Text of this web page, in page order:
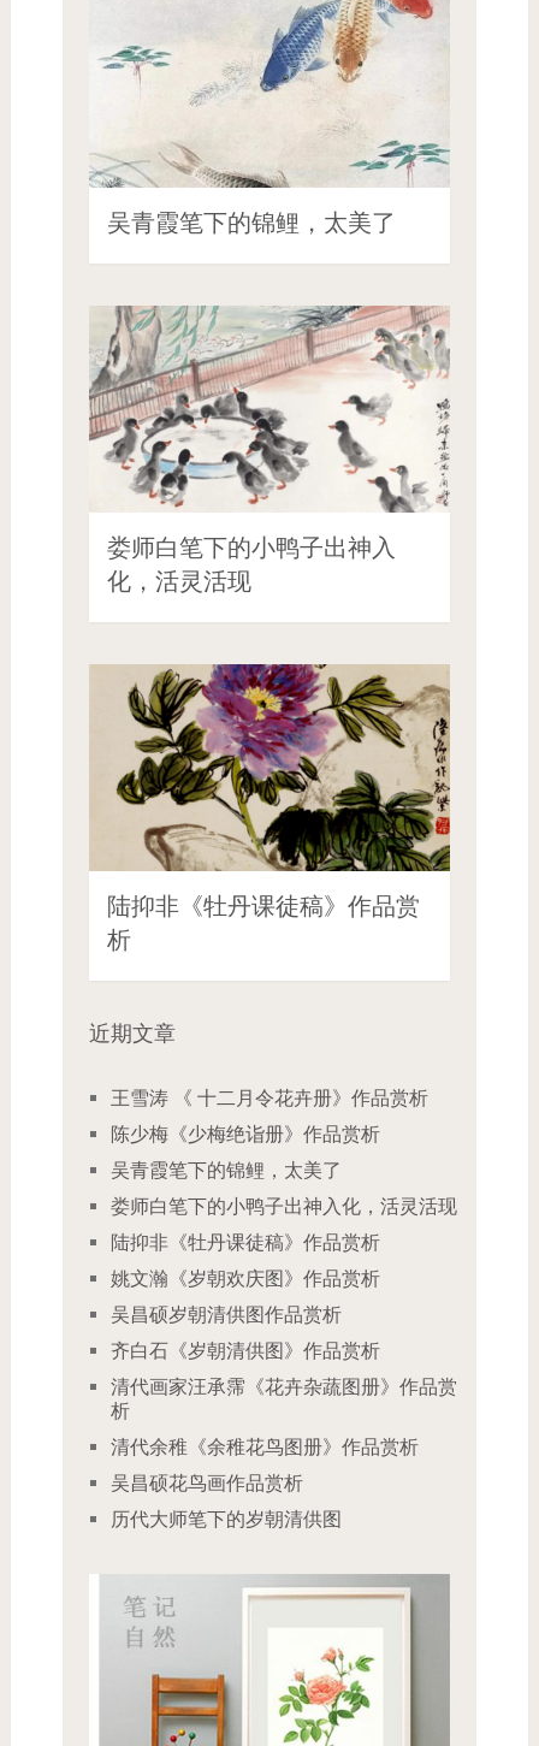
吴青霞笔下的锦鲤，太美了
娄师白笔下的小鸭子出神入
化，活灵活现
陆抑非《牡丹课徒稿》作品赏
析
近期文章
王雪涛 《 十二月令花卉册》作品赏析
陈少梅《少梅绝诣册》作品赏析
吴青霞笔下的锦鲤，太美了
娄师白笔下的小鸭子出神入化，活灵活现
陆抑非《牡丹课徒稿》作品赏析
姚文瀚《岁朝欢庆图》作品赏析
吴昌硕岁朝清供图作品赏析
齐白石《岁朝清供图》作品赏析
清代画家汪承霈《花卉杂蔬图册》作品赏
析
清代余稚《余稚花鸟图册》作品赏析
吴昌硕花鸟画作品赏析
历代大师笔下的岁朝清供图